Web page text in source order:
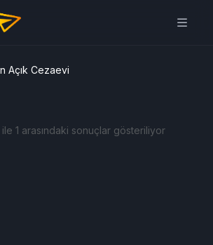
Açık Cezaevi
ile 1 arasındaki sonuçlar gösteriliyor